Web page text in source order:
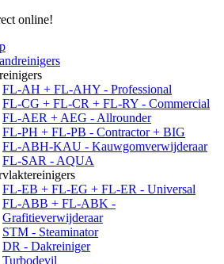
online!
FL-AH + FL-AHY - Professional
FL-CG + FL-CR + FL-RY - Commercial
FL-AER + AEG - Allrounder
FL-PH + FL-PB - Contractor + BIG
FL-ABH-KAU - Kauwgomverwijderaar
FL-SAR - AQUA
FL-EB + FL-EG + FL-ER - Universal
FL-ABB + FL-ABK -
Grafitieverwijderaar
STM - Steaminator
DR - Dakreiniger
Turbodevil